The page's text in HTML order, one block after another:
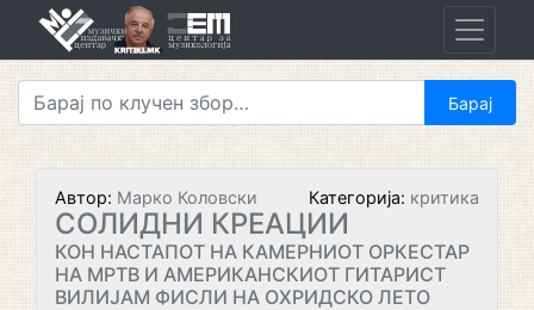
Автор: Марко Коловски Категорија: критика
СОЛИДНИ КРЕАЦИИ
КОН НАСТАПОТ НА КАМЕРНИОТ ОРКЕСТАР
НА МРТВ И АМЕРИКАНСКИОТ ГИТАРИСТ
ВИЛИЈАМ ФИСЛИ НА ОХРИДСКО ЛЕТО